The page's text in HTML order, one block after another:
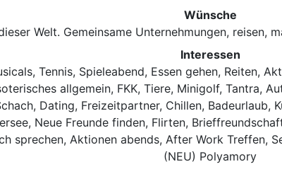
Wünsche
Welt. Gemeinsame Unternehmungen, reisen,
Interessen
Tennis, Spieleabend, Essen gehen, Reiten,
allgemein, FKK, Tiere, Minigolf, Tantra,
Dating, Freizeitpartner, Chillen, Badeurlaub,
Neue Freunde finden, Flirten,
sprechen, Aktionen abends, After Work Treffen,
(NEU) Polyamory